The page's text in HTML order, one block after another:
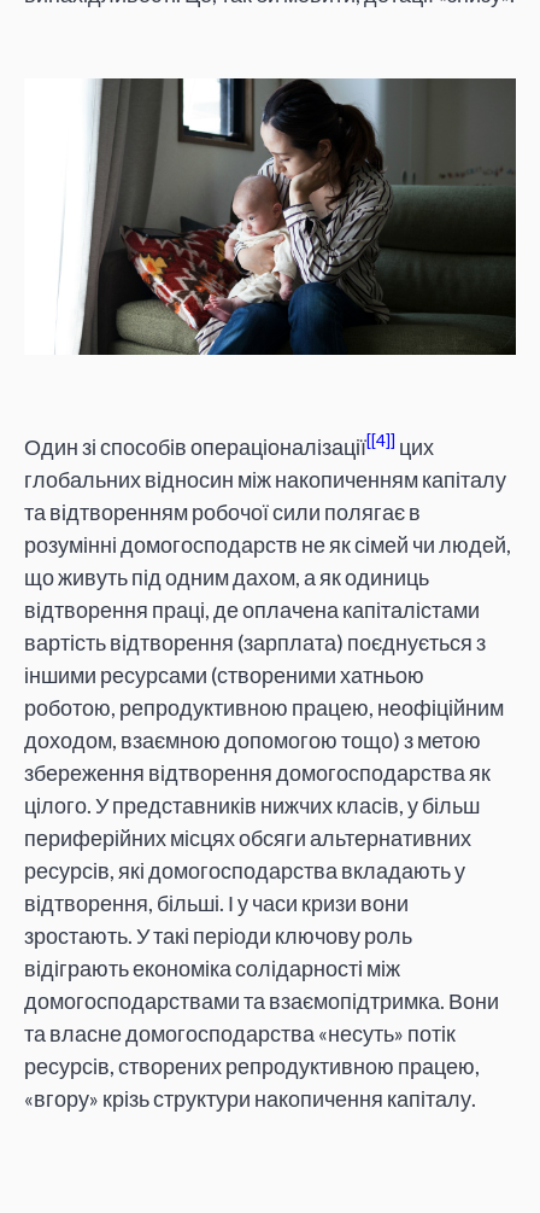
Один зі способів операціоналізації [4]
цих
глобальних відносин між накопиченням капіталу
та відтворенням робочої сили полягає в
розумінні домогосподарств не як сімей чи людей,
що живуть під одним дахом, а як одиниць
відтворення праці, де оплачена капіталістами
вартість відтворення (зарплата) поєднується з
іншими ресурсами (створеними хатньою
роботою, репродуктивною працею, неофіційним
доходом, взаємною допомогою тощо) з метою
збереження відтворення домогосподарства як
цілого. У представників нижчих класів, у більш
периферійних місцях обсяги альтернативних
ресурсів, які домогосподарства вкладають у
відтворення, більші. І у часи кризи вони
зростають. У такі періоди ключову роль
відіграють економіка солідарності між
домогосподарствами та взаємопідтримка. Вони
та власне домогосподарства «несуть» потік
ресурсів, створених репродуктивною працею,
«вгору» крізь структури накопичення капіталу.